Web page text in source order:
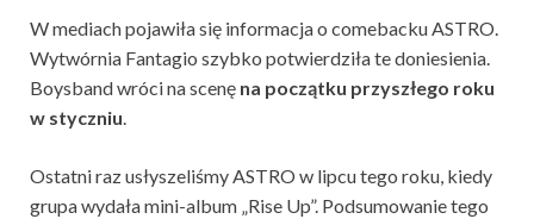
W mediach pojawiła się informacja o comebacku ASTRO.
Wytwórnia Fantagio szybko potwierdziła te doniesienia.
Boysband wróci na scenę na początku przyszłego roku
w styczniu.
Ostatni raz usłyszeliśmy ASTRO w lipcu tego roku, kiedy
grupa wydała mini-album „Rise Up”. Podsumowanie tego